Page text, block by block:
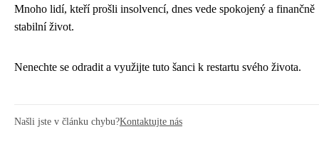
Mnoho lidí, kteří prošli insolvencí, dnes vede spokojený a finančně
stabilní život.
Nenechte se odradit a využijte tuto šanci k restartu svého života.
Našli jste v článku chybu?Kontaktujte nás